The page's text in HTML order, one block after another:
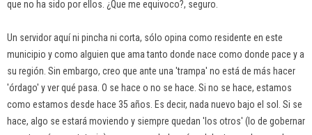
que no ha sido por ellos. ¿Que me equivoco?, seguro.
Un servidor aquí ni pincha ni corta, sólo opina como residente en este
municipio y como alguien que ama tanto donde nace como donde pace y a
su región. Sin embargo, creo que ante una 'trampa' no está de más hacer
'órdago' y ver qué pasa. O se hace o no se hace. Si no se hace, estamos
como estamos desde hace 35 años. Es decir, nada nuevo bajo el sol. Si se
hace, algo se estará moviendo y siempre quedan 'los otros' (lo de gobernar